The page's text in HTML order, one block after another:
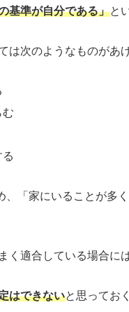
基準が自分である」と
は次のようなものがあ
む
、「家にいることが多
く適合している場合に
はできないと思ってお